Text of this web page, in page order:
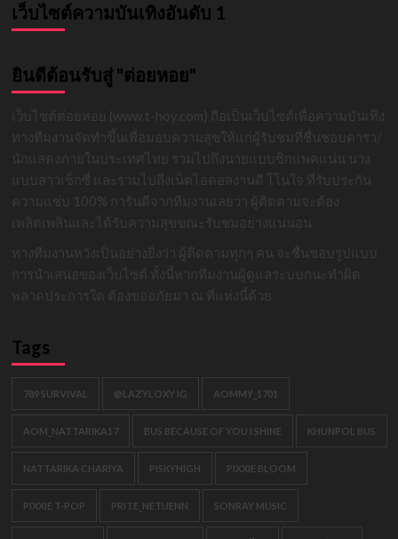
เว็บไซต์ความบันเทิงอันดับ 1
ยินดีต้อนรับสู่ "ต่อยหอย"
เว็บไซต์ต่อยหอย (www.t-hoy.com) ถือเป็นเว็บไซต์เพื่อความบันเทิง
ทางทีมงานจัดทำขึ้นเพื่อมอบความสุขให้แก่ผู้รับชมที่ชื่นชอบดารา/
นักแสดงภายในประเทศไทย รวมไปถึงนายแบบซิกแพคแน่น นาง
แบบสาวเซ็กซี่ และรวมไปถึงเน็ตไอดอลงานดี โโนใจ ที่รับประกัน
ความแซ่บ 100% การันตีจากทีมงานเลยว่า ผู้ติดตามจะต้อง
เพลิดเพลินและได้รับความสุขขณะรับชมอย่างแน่นอน
ทางทีมงานหวังเป็นอย่างยิ่งว่า ผู้ติดตามทุกๆ คน จะชื่นชอบรูปแบบ
การนำเสนอของเว็บไซต์ ทั้งนี้หากทีมงานผู้ดูแลระบบกนะทำผิด
พลาดประการใด ต้องขออภัยมา ณ ที่แห่งนี้ด้วย
Tags
789 SURVIVAL @LAZYLOXY IG AOMMY_1701
AOM_NATTARIKA17 BUS BECAUSE OF YOU I SHINE KHUNPOL BUS
NATTARIKA CHARIYA PISKYHIGH PIXXIE BLOOM
PIXXIE T-POP PRITE_NETIJENN SONRAY MUSIC